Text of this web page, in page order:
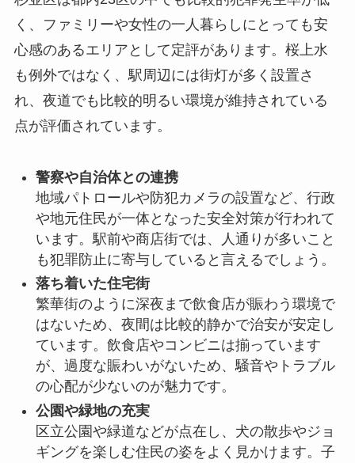
く、ファミリーや女性の一人暮らしにとっても安
心感のあるエリアとして定評があります。桜上水
も例外ではなく、駅周辺には街灯が多く設置さ
れ、夜道でも比較的明るい環境が維持されている
点が評価されています。
警察や自治体との連携
地域パトロールや防犯カメラの設置など、行政
や地元住民が一体となった安全対策が行われて
います。駅前や商店街では、人通りが多いこと
も犯罪防止に寄与していると言えるでしょう。
落ち着いた住宅街
繁華街のように深夜まで飲食店が賑わう環境で
はないため、夜間は比較的静かで治安が安定し
ています。飲食店やコンビニは揃っています
が、過度な賑わいがないため、騒音やトラブル
の心配が少ないのが魅力です。
公園や緑地の充実
区立公園や緑道などが点在し、犬の散歩やジョ
ギングを楽しむ住民の姿をよく見かけます。子